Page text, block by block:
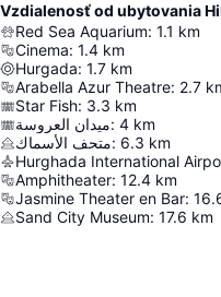
Vzdialenosť od ubytovania
Red Sea Aquarium: 1.1 km
Cinema: 1.4 km
Hurgada: 1.7 km
Arabella Azur Theatre: 2.7
Star Fish: 3.3 km
ميدان العروسة: 4 km
متحف الأسماك: 6.3 km
Hurghada International
Amphitheater: 12.4 km
Jasmine Theater en Bar:
Sand City Museum: 17.6 km